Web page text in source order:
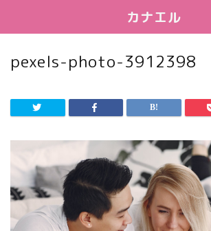
カナエル
pexels-photo-3912398